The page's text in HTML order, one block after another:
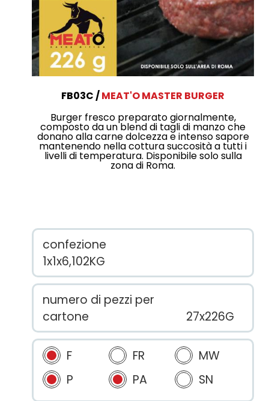
FB03C
MEAT'O MASTER BURGER
Burger fresco preparato giornalmente,
composto da un blend di tagli di manzo che
donano alla carne dolcezza e intenso sapore
mantenendo nella cottura succosità a tutti i
livelli di temperatura. Disponibile solo sulla
zona di Roma.
confezione
1x1x6,102KG
numero di pezzi per
cartone
27x226G
F FR
MW
P
PA SN